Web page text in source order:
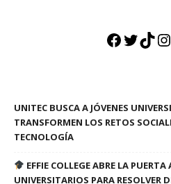
UNITEC BUSCA A JÓVENES
TRANSFORMEN LOS RETOS
TECNOLOGÍA
EFFIE COLLEGE ABRE LA
UNIVERSITARIOS PARA RESOLVER